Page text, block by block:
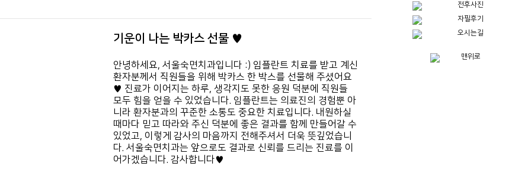
기운이 나는 박카스 선물 ♥
안녕하세요, 서울숙면치과입니다 :) 임플란트 치료를 받고 계신
환자분께서 직원들을 위해 박카스 한 박스를 선물해 주셨어요
♥ 진료가 이어지는 하루, 생각지도 못한 응원 덕분에 직원들
모두 힘을 얻을 수 있었습니다. 임플란트는 의료진의 경험뿐 아
니라 환자분과의 꾸준한 소통도 중요한 치료입니다. 내원하실
때마다 믿고 따라와 주신 덕분에 좋은 결과를 함께 만들어갈 수
있었고, 이렇게 감사의 마음까지 전해주셔서 더욱 뜻깊었습니
다. 서울숙면치과는 앞으로도 결과로 신뢰를 드리는 진료를 이
어가겠습니다. 감사합니다♥